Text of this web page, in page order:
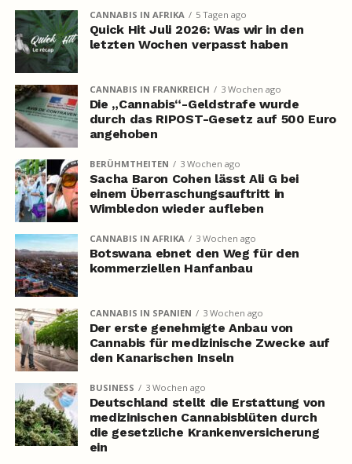
CANNABIS IN AFRIKA 5 Tagen ago
Quick Hit Juli 2026: Was wir in den
letzten Wochen verpasst haben
CANNABIS IN FRANKREICH 3 Wochen ago
Die „Cannabis“-Geldstrafe wurde
durch das RIPOST-Gesetz auf 500 Euro
angehoben
BERÜHMTHEITEN 3 Wochen ago
Sacha Baron Cohen lässt Ali G bei
einem Überraschungsauftritt in
Wimbledon wieder aufleben
CANNABIS IN AFRIKA 3 Wochen ago
Botswana ebnet den Weg für den
kommerziellen Hanfanbau
CANNABIS IN SPANIEN 3 Wochen ago
Der erste genehmigte Anbau von
Cannabis für medizinische Zwecke auf
den Kanarischen Inseln
BUSINESS 3 Wochen ago
Deutschland stellt die Erstattung von
medizinischen Cannabisblüten durch
die gesetzliche Krankenversicherung
ein